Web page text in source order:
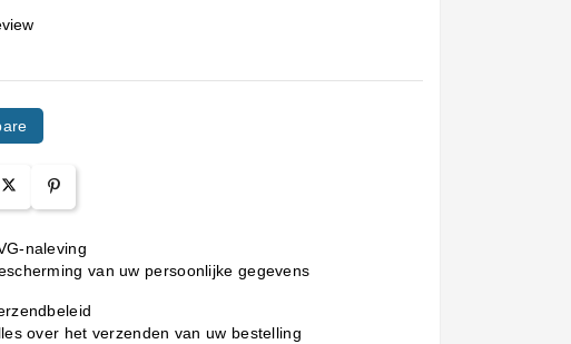
naleving
van uw persoonlijke gegevens
over het verzenden van uw bestelling